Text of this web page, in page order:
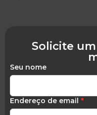
Solicite
Seu nome
Endereço de email *